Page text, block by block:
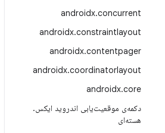
androidx.concurrent
androidx.constraintlayout
androidx.contentpager
androidx.coordinatorlayout
androidx.core
دکمه‌ی موقعیت‌یابی اندروید ایکس.
هسته‌ای